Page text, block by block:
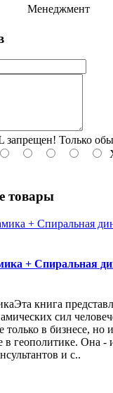
Менеджмент
запрещен! Только
товары
+ Спиральная
книга
сил
только в бизнесе,
в геополитике. Она -
и с..